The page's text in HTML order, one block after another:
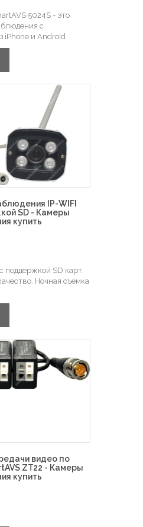
5024S - это
с
iPhone и Android
IP-WIFI
SD - Камеры
купить
поддержкой SD карт.
Ночная съемка
видео по
ZT22 - Камеры
купить